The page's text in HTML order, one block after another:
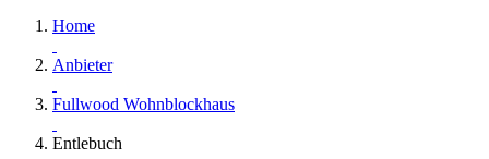
Home
Anbieter
Fullwood Wohnblockhaus
Entlebuch